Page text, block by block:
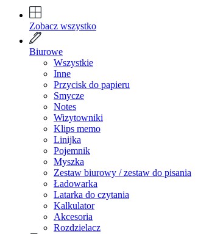
Zobacz wszystko
Biurowe
Wszystkie
Inne
Przycisk do papieru
Smycze
Notes
Wizytowniki
Klips memo
Linijka
Pojemnik
Myszka
Zestaw biurowy / zestaw do pisania
Ładowarka
Latarka do czytania
Kalkulator
Akcesoria
Rozdzielacz